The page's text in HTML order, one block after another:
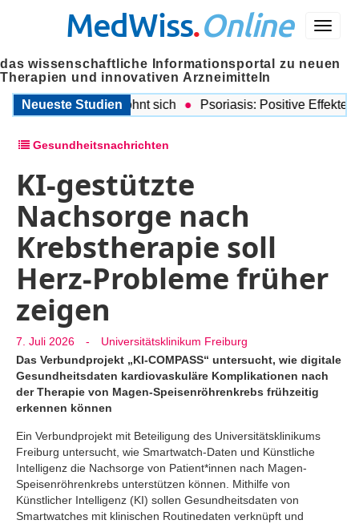
Menü
MedWiss.Online
das wissenschaftliche Informationsportal zu neuen
Therapien und innovativen Arzneimitteln
Neueste Studienlohnt sich Psoriasis: Positive Effekte
Gesundheitsnachrichten
KI-gestützte
Nachsorge nach
Krebstherapie soll
Herz-Probleme früher
zeigen
7. Juli 2026 -
Universitätsklinikum Freiburg
Das Verbundprojekt „KI-COMPASS“ untersucht, wie digitale
Gesundheitsdaten kardiovaskuläre Komplikationen nach
der Therapie von Magen-Speisenröhrenkrebs frühzeitig
erkennen können
Ein Verbundprojekt mit Beteiligung des Universitätsklinikums
Freiburg untersucht, wie Smartwatch-Daten und Künstliche
Intelligenz die Nachsorge von Patient*innen nach Magen-
Speisenröhrenkrebs unterstützen können. Mithilfe von
Künstlicher Intelligenz (KI) sollen Gesundheitsdaten von
Smartwatches mit klinischen Routinedaten verknüpft und